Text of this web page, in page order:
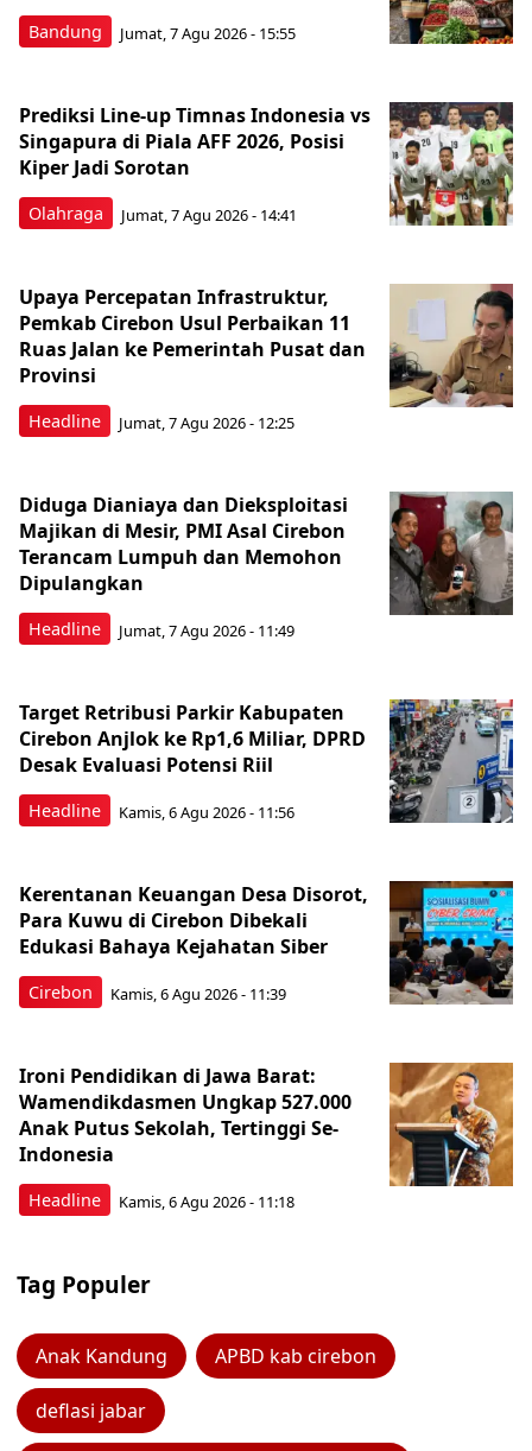
Bandung Jumat, 7 Agu 2026 - 15:55
Olahraga
Prediksi Line-up Timnas Indonesia vs
Singapura di Piala AFF 2026, Posisi
Kiper Jadi Sorotan
Jumat, 7 Agu 2026 - 14:41
Headline
Upaya Percepatan Infrastruktur,
Pemkab Cirebon Usul Perbaikan 11
Ruas Jalan ke Pemerintah Pusat dan
Provinsi
Jumat, 7 Agu 2026 - 12:25
Headline
Diduga Dianiaya dan Dieksploitasi
Majikan di Mesir, PMI Asal Cirebon
Terancam Lumpuh dan Memohon
Dipulangkan
Jumat, 7 Agu 2026 - 11:49
Headline
Target Retribusi Parkir Kabupaten
Cirebon Anjlok ke Rp1,6 Miliar, DPRD
Desak Evaluasi Potensi Riil
Kamis, 6 Agu 2026 - 11:56
Cirebon
Kerentanan Keuangan Desa Disorot,
Para Kuwu di Cirebon Dibekali
Edukasi Bahaya Kejahatan Siber
Kamis, 6 Agu 2026 - 11:39
Headline
Ironi Pendidikan di Jawa Barat:
Wamendikdasmen Ungkap 527.000
Anak Putus Sekolah, Tertinggi Se-
Indonesia
Kamis, 6 Agu 2026 - 11:18
Tag Populer
Anak Kandung APBD kab cirebon
deflasi jabar